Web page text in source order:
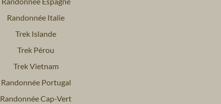
Randonnée Italie
Trek Islande
Trek Pérou
Trek Vietnam
Randonnée Portugal
Randonnée Cap-Vert